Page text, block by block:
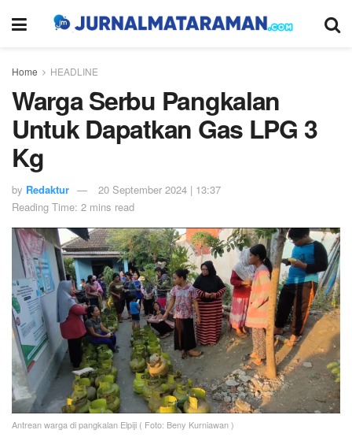
Home HEADLINE
Warga Serbu Pangkalan
Untuk Dapatkan Gas LPG 3
Kg
by Redaktur
20 September 2024 | 13:37
Reading Time: 2 mins read
Antrean warga di pangkalan Elpiji ( Foto: Beny Kurniawan )